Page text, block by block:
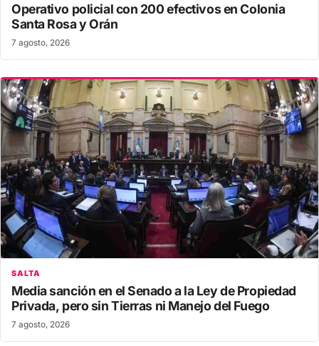
Operativo policial con 200 efectivos en Colonia
Santa Rosa y Orán
7 agosto, 2026
SALTA
Media sanción en el Senado a la Ley de Propiedad
Privada, pero sin Tierras ni Manejo del Fuego
7 agosto, 2026